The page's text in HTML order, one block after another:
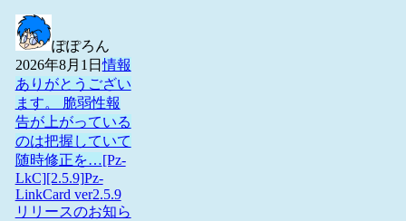
ぽぽろん
2026年8月1日情報
ありがとうござい
ます。 脆弱性報
告が上がっている
のは把握していて
随時修正を…[Pz-
LkC][2.5.9]Pz-
LinkCard ver2.5.9
リリースのお知ら